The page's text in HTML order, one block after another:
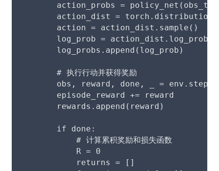
action_probs =
action_dist =
        action = action_dist.sample()
log_prob =
        log_probs.append(log_prob)
        # 执行行动并获得奖励
obs, reward, done, _ =
        episode_reward += reward
        rewards.append(reward)
        if done:
            # 计算累积奖励和损失函数
            R = 0
            returns = []